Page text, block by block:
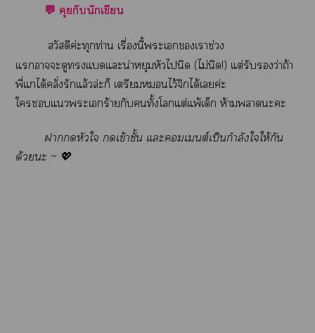
💬 คุยกับนักเขียน
สวัสดีค่ะทุกท่าน เรื่องนี้ะเเาช่วง
แาะดูแดแะน่าหยุมหัวไนิด (ไม่นิด!) แต่รับว่าถ้า
พี่แได้คลั่งรักแล้วล่ะก็ เตรียมไว้จิกได้เค่ะ
ใแะเร้ายกับทั้งโแต่แพ้เด็ก ห้ามาะะ
าหัวใ เข้าชั้น แะเต์เป็นกำลังใให้กัน
ด้วยะ ~ 💖